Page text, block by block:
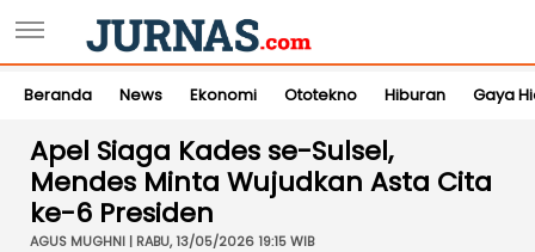
Beranda News Ekonomi Ototekno Hiburan Gaya
Apel Siaga Kades se-Sulsel,
Mendes Minta Wujudkan Asta Cita
ke-6 Presiden
AGUS MUGHNI | RABU, 13/05/2026 19:15 WIB